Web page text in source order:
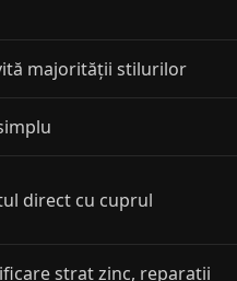
majorității stilurilor
direct cu cuprul
strat zinc, reparații